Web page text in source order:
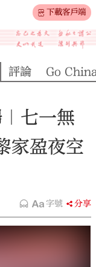
下載客戶端
評論 Go
七一無
家盈夜空
字號 分享